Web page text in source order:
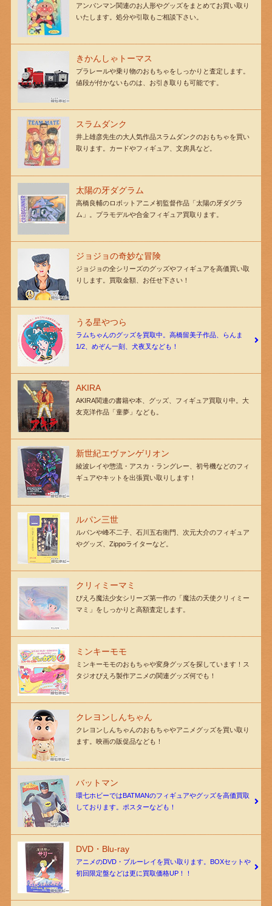
アンパンマン関連のお人形やグッズをまとめてお買い取り
いたします。処分や引取もご相談下さい。
きかんしゃトーマス
プラレールや乗り物のおもちゃをしっかりと査定します。
値段が付かないものは、お引き取りも可能です。
スラムダンク
井上雄彦先生の大人気作品スラムダンクのおもちゃを買い
取ります。カードやフィギュア、文房具など。
太陽の牙ダグラム
高橋良輔のロボットアニメ初監督作品「太陽の牙ダグラ
ム」。プラモデルや合金フィギュア買取ります。
ジョジョの奇妙な冒険
ジョジョの全シリーズのグッズやフィギュアを高価買い取
りします。買取金額、お任せ下さい！
うる星やつら
ラムちゃんのグッズを買取中。高橋留美子作品、らんま
1/2、めぞん一刻、犬夜叉なども！
AKIRA
AKIRA関連の書籍や本、グッズ、フィギュア買取り中。大
友克洋作品「童夢」なども。
新世紀エヴァンゲリオン
綾波レイや惣流・アスカ・ラングレー、初号機などのフィ
ギュアやキットを出張買い取りします！
ルパン三世
ルパンや峰不二子、石川五右衛門、次元大介のフィギュア
やグッズ、Zippoライターなど。
クリィミーマミ
ぴえろ魔法少女シリーズ第一作の「魔法の天使クリィミー
マミ」をしっかりと高額査定します。
ミンキーモモ
ミンキーモモのおもちゃや変身グッズを探しています！ス
タジオぴえろ製作アニメの関連グッズ何でも！
クレヨンしんちゃん
クレヨンしんちゃんのおもちゃやアニメグッズを買い取り
ます。映画の販促品なども！
バットマン
環七ホビーではBATMANのフィギュアやグッズを高価買取
しております。ポスターなども！
DVD・Blu-ray
アニメのDVD・ブルーレイを買い取ります。BOXセットや
初回限定盤などは更に買取価格UP！！